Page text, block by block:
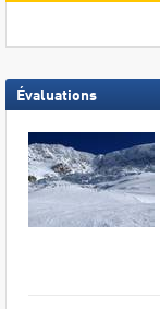
Évaluations